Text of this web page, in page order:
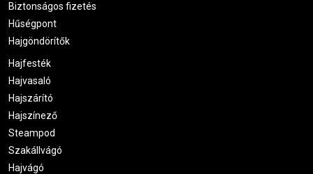
Biztonságos fizetés
Hűségpont
Hajgöndörítők
Hajfesték
Hajvasaló
Hajszárító
Hajszínező
Steampod
Szakállvágó
Hajvágó